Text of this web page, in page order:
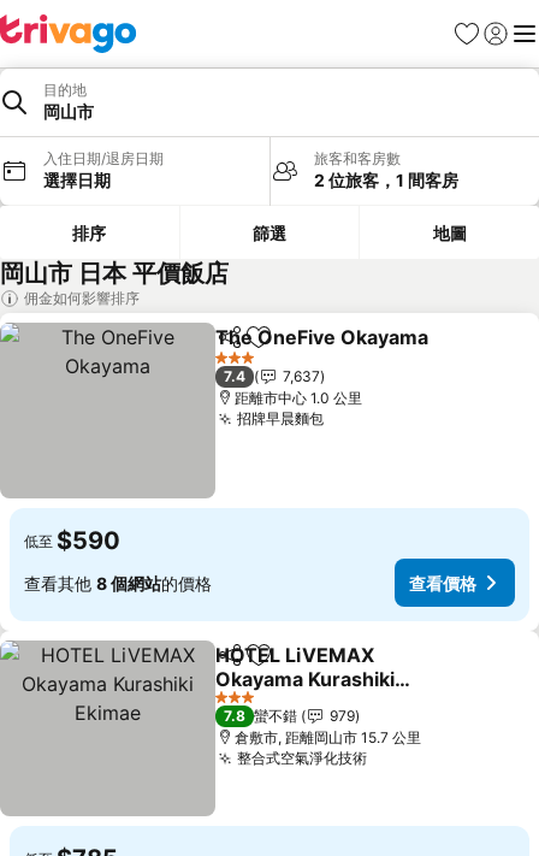
我的最愛
登入 選
目的地
岡山市
入住日期/退房日期
選擇日期
旅客和客房數
2 位旅客，1 間客房
排序 篩選 地圖
岡山市 日本 平價飯店
佣金如何影響排序
分享 加入我的最愛
The OneFive Okayama
3 星級
7.4
7,637
距離市中心 1.0 公里
招牌早晨麵包查看價格
低至 $590
查看其他 8 個網站的價格 查看價格
分享 加入我的最愛
HOTEL LiVEMAX
Okayama Kurashiki
Ekimae
查看價格
3 星級
7.8 蠻不錯
979
倉敷市, 距離岡山市 15.7 公里
整合式空氣淨化技術查看價格